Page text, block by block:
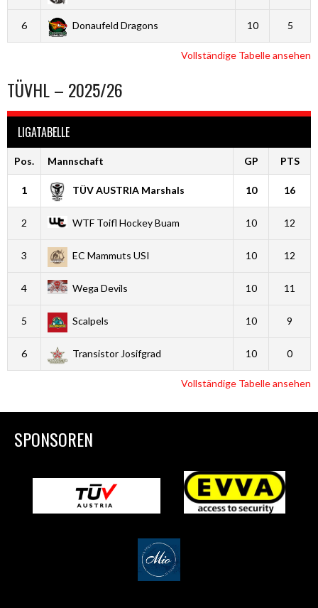
6 Donaufeld Dragons 10 5
Vollständige Tabelle ansehen
TÜVHL – 2025/26
LIGATABELLE
Pos. Mannschaft GP PTS
1 TÜV AUSTRIA Marshals 10 16
2 WTF Toifl Hockey Buam 10 12
3 EC Mammuts USI 10 12
4 Wega Devils 10 11
5 Scalpels 10 9
6 Transistor Josifgrad 10 0
Vollständige Tabelle ansehen
SPONSOREN